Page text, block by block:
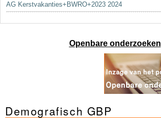
AG Kerstvakanties+BWRO+2023 2024
Openbare onderzoeken
Demografisch GBP